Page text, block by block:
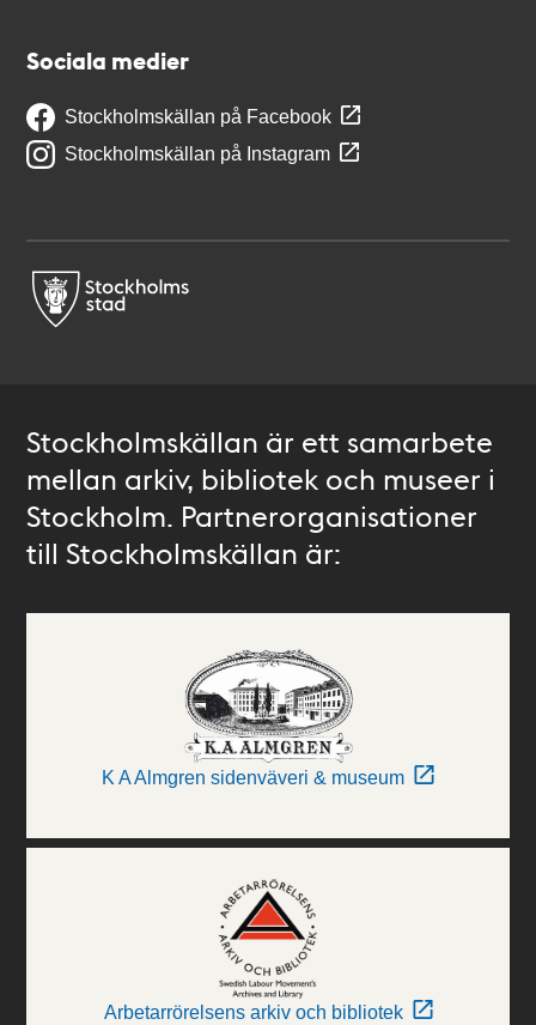
Sociala medier
Stockholmskällan på Facebook
Stockholmskällan på Instagram
Stockholmskällan är ett samarbete
mellan arkiv, bibliotek och museer i
Stockholm. Partnerorganisationer
till Stockholmskällan är:
K A Almgren sidenväveri & museum
Arbetarrörelsens arkiv och bibliotek